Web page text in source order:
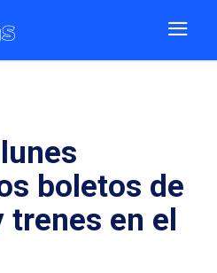
boletos de
en el